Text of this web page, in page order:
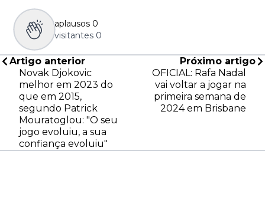
aplausos 0
visitantes 0
Artigo anterior
Novak Djokovic
melhor em 2023 do
que em 2015,
segundo Patrick
Mouratoglou: "O seu
jogo evoluiu, a sua
confiança evoluiu"
Próximo artigo
OFICIAL: Rafa Nadal
vai voltar a jogar na
primeira semana de
2024 em Brisbane